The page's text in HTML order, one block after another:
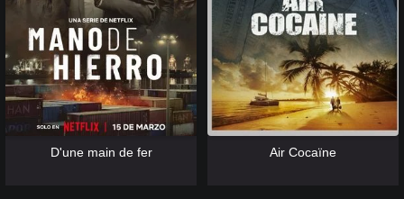
D'une main de fer Air Cocaïne